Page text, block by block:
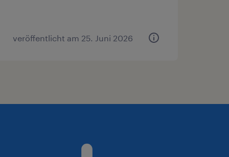
veröffentlicht am 25. Juni 2026